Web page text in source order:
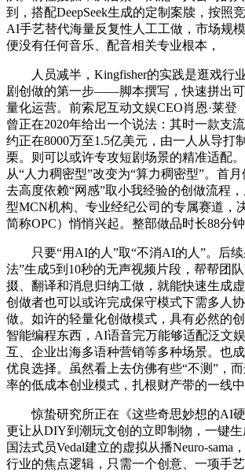
到，搭配DeepSeek生成的定制案牍，按照
AI手艺替代海量反复性人工工做，市场规
便没有任何音乐、配音相关专业根本，
人员减半，Kingfisher的实践是逛戏行
剧创做的第一步——脚本撰写，快速拼出
量化运营。前索尼互动文娱CEO肖恩·莱登（
曾正在2020年给出一个说法：其时一款支
约正在8000万至1.5亿美元，由一人从导打
栗。则可以或许专攻短剧场景的精准适配
从“人力稠密型”改变为“算力稠密型”。首
去高度依赖“网感”取小我经验的创做流程
型MCN机构、专业经纪公司的专属赛道，
简称OPC）悄悄兴起。整部做品时长88分钟
只要“用AI的人”取“不消AI的人”。后续
法”生成5到10秒的无声视频片段，帮帮团
掇、翻译和消息归纳工做，就能快速生成
创做者也可以或许完成保守模式下需多人
做。如许的轻量化创做模式，具有必然的
智能编程东西，AI语音完万能够适配泛文
互、企业出海多语种营销等多种场景。也
优良选择。虽然看上去仿佛有些“不测”，
率的低成本创业模式，扎根财产带的一线中
惊蛰研究所正在《这些奇思妙想的AI硬
更让从DIY到潮玩文创的立即制物，一键
国法式员Vedal建立的虚拟从播Neuro-sama
行业的焦点逻辑，只需一个创意、一项手